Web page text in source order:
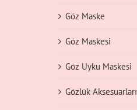
Göz Maske
Göz Maskesi
Göz Uyku Maskesi
Gözlük Aksesuarları